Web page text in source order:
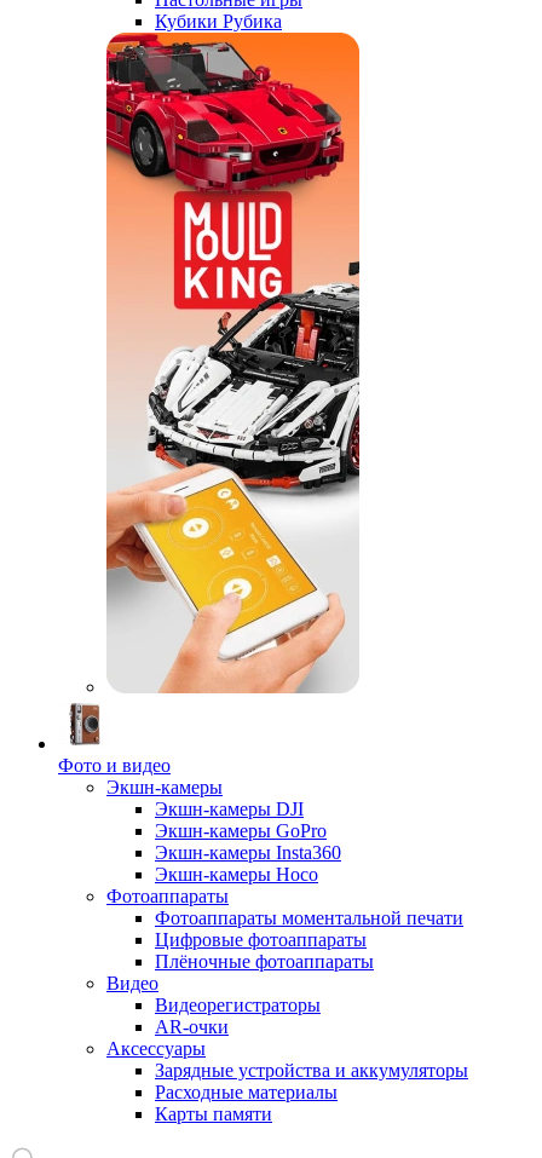
Кубики Рубика
Фото и видео
Экшн-камеры
Экшн-камеры DJI
Экшн-камеры GoPro
Экшн-камеры Insta360
Экшн-камеры Hoco
Фотоаппараты
Фотоаппараты моментальной печати
Цифровые фотоаппараты
Плёночные фотоаппараты
Видео
Видеорегистраторы
AR-очки
Аксессуары
Зарядные устройства и аккумуляторы
Расходные материалы
Карты памяти